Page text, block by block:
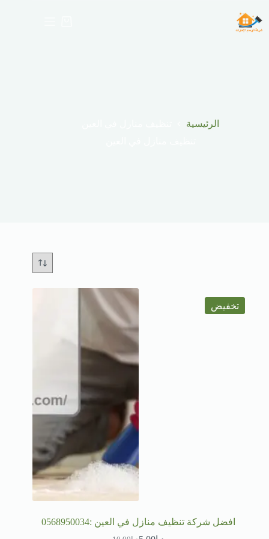
إلى
المحتوى
الرئيسية
تخفيض
افضل شركة تنظيف منازل في العين :0568950034